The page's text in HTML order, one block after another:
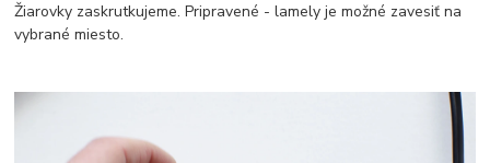
Žiarovky zaskrutkujeme. Pripravené - lamely je možné zavesiť na
vybrané miesto.